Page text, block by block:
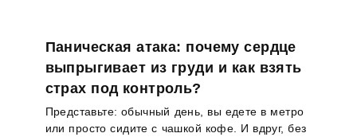
Паническая атака: почему сердце
выпрыгивает из груди и как взять
страх под контроль?
Представьте: обычный день, вы едете в метро
или просто сидите с чашкой кофе. И вдруг, без